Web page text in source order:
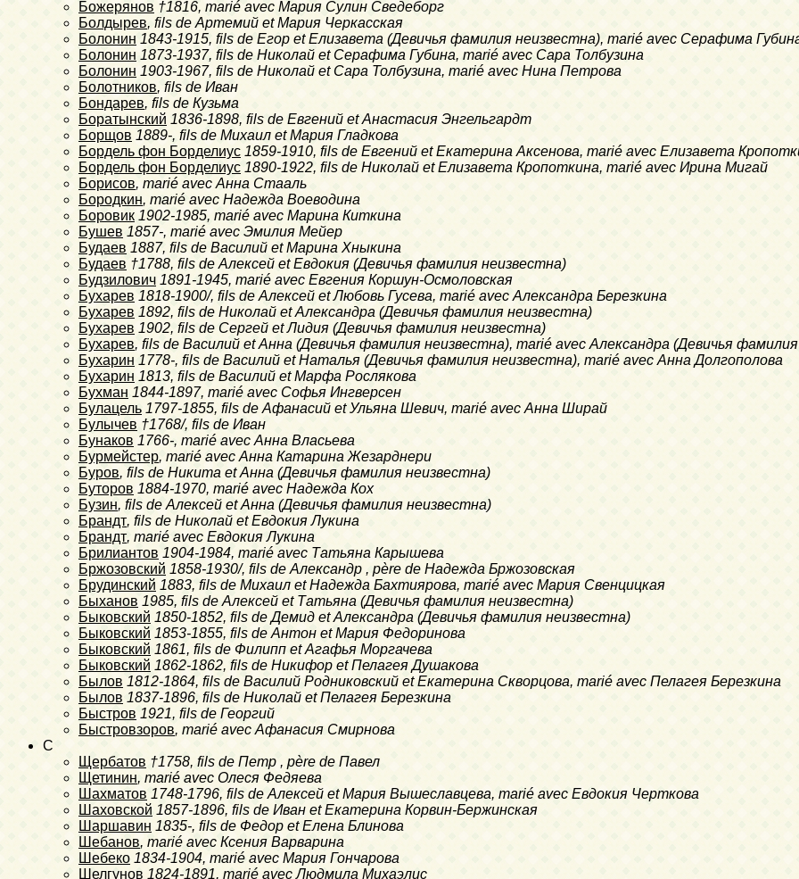
Божерянов †1816, marié avec Мария Сулин Сведеборг
Болдырев, fils de Артемий et Мария Черкасская
Болонин 1843-1915, fils de Егор et Елизавета (Девичья фамилия неизвестна), marié avec Серафима
Болонин 1873-1937, fils de Николай et Серафима Губина, marié avec Сара Толбузина
Болонин 1903-1967, fils de Николай et Сара Толбузина, marié avec Нина Петрова
Болотников, fils de Иван
Бондарев, fils de Кузьма
Боратынский 1836-1898, fils de Евгений et Анастасия Энгельгардт
Борщов 1889-, fils de Михаил et Мария Гладкова
Бордель фон Борделиус 1859-1910, fils de Евгений et Екатерина Аксенова, marié avec Елизавета
Бордель фон Борделиус 1890-1922, fils de Николай et Елизавета Кропоткина, marié avec Ирина Мигай
Борисов, marié avec Анна Стааль
Бородкин, marié avec Надежда Воеводина
Боровик 1902-1985, marié avec Марина Киткина
Бушев 1857-, marié avec Эмилия Мейер
Будаев 1887, fils de Василий et Марина Хныкина
Будаев †1788, fils de Алексей et Евдокия (Девичья фамилия неизвестна)
Будзилович 1891-1945, marié avec Евгения Коршун-Осмоловская
Бухарев 1818-1900/, fils de Алексей et Любовь Гусева, marié avec Александра Березкина
Бухарев 1892, fils de Николай et Александра (Девичья фамилия неизвестна)
Бухарев 1902, fils de Сергей et Лидия (Девичья фамилия неизвестна)
Бухарев, fils de Василий et Анна (Девичья фамилия неизвестна), marié avec Александра (Девичья
Бухарин 1778-, fils de Василий et Наталья (Девичья фамилия неизвестна), marié avec Анна Долгополова
Бухарин 1813, fils de Василий et Марфа Рослякова
Бухман 1844-1897, marié avec Софья Ингверсен
Булацель 1797-1855, fils de Афанасий et Ульяна Шевич, marié avec Анна Ширай
Булычев †1768/, fils de Иван
Бунаков 1766-, marié avec Анна Власьева
Бурмейстер, marié avec Анна Катарина Жезарднери
Буров, fils de Никита et Анна (Девичья фамилия неизвестна)
Буторов 1884-1970, marié avec Надежда Кох
Бузин, fils de Алексей et Анна (Девичья фамилия неизвестна)
Брандт, fils de Николай et Евдокия Лукина
Брандт, marié avec Евдокия Лукина
Брилиантов 1904-1984, marié avec Татьяна Карышева
Бржозовский 1858-1930/, fils de Александр , père de Надежда Бржозовская
Брудинский 1883, fils de Михаил et Надежда Бахтиярова, marié avec Мария Свенцицкая
Быханов 1985, fils de Алексей et Татьяна (Девичья фамилия неизвестна)
Быковский 1850-1852, fils de Демид et Александра (Девичья фамилия неизвестна)
Быковский 1853-1855, fils de Антон et Мария Федоринова
Быковский 1861, fils de Филипп et Агафья Моргачева
Быковский 1862-1862, fils de Никифор et Пелагея Душакова
Былов 1812-1864, fils de Василий Родниковский et Екатерина Скворцова, marié avec Пелагея Березкина
Былов 1837-1896, fils de Николай et Пелагея Березкина
Быстров 1921, fils de Георгий
Быстровзоров, marié avec Афанасия Смирнова
C
Щербатов †1758, fils de Петр , père de Павел
Щетинин, marié avec Олеся Федяева
Шахматов 1748-1796, fils de Алексей et Мария Вышеславцева, marié avec Евдокия Черткова
Шаховской 1857-1896, fils de Иван et Екатерина Корвин-Бержинская
Шаршавин 1835-, fils de Федор et Елена Блинова
Шебанов, marié avec Ксения Варварина
Шебеко 1834-1904, marié avec Мария Гончарова
Шелгунов 1824-1891, marié avec Людмила Михаэлис